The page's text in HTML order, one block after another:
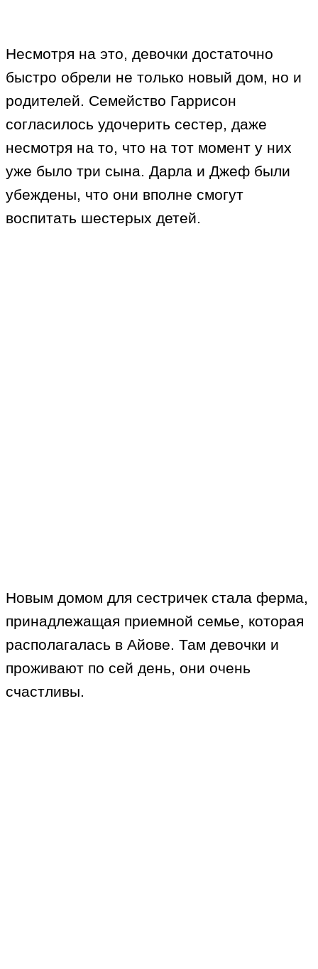
Несмотря на это, девочки достаточно
быстро обрели не только новый дом, но и
родителей. Семейство Гаррисон
согласилось удочерить сестер, даже
несмотря на то, что на тот момент у них
уже было три сына. Дарла и Джеф были
убеждены, что они вполне смогут
воспитать шестерых детей.
Новым домом для сестричек стала ферма,
принадлежащая приемной семье, которая
располагалась в Айове. Там девочки и
проживают по сей день, они очень
счастливы.